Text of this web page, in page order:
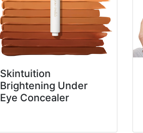
Skintuition
Brightening Under
Eye Concealer